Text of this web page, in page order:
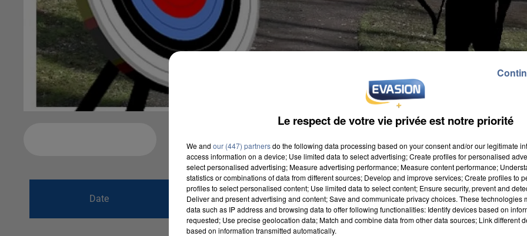
Date
du22 avril 2018 à 9h00
au22 avril 2018 à 19h59
Le respect de votre vie privée est notre priorité
We and our (447) partnersdo the following data processing based on your consent and/or our legitimate
access information on a device; Use limited data to select advertising; Create profiles for personalised
select personalised advertising; Measure advertising performance; Measure content performance;
statistics or combinations of data from different sources; Develop and improve services; Create profiles to
profiles to select personalised content; Use limited data to select content; Ensure security, prevent and
Deliver and present advertising and content; Save and communicate privacy choices. These technologies
data such as IP address and browsing data to offer following functionalities: Identify devices based on
requested; Use precise geolocation data; Match and combine data from other data sources; Link different
based on information transmitted automatically.